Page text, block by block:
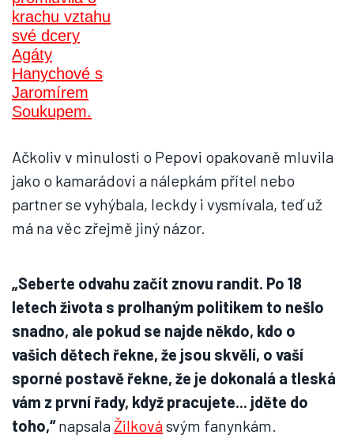
Ačkoliv v minulosti o Pepovi opakovaně mluvila
jako o kamarádovi a nálepkám přítel nebo
partner se vyhýbala, leckdy i vysmívala, teď už
má na věc zřejmě jiný názor.
„Seberte odvahu začít znovu randit. Po 18
letech života s prolhaným politikem to nešlo
snadno, ale pokud se najde někdo, kdo o
vašich dětech řekne, že jsou skvělí, o vaší
sporné postavě řekne, že je dokonalá a tleská
vám z první řady, když pracujete... jděte do
toho,“napsala Žilkovásvým fanynkám.